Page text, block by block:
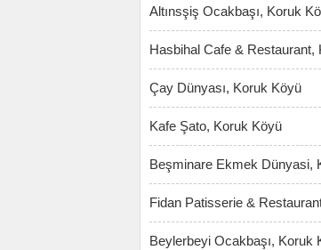
Altınsşiş Ocakbaşı, Koruk
Hasbihal Cafe & Restaurant,
Çay Dünyası, Koruk Köyü
Kafe Şato, Koruk Köyü
Beşminare Ekmek Dünyasi,
Fidan Patisserie &
Beylerbeyi Ocakbaşı, Koruk